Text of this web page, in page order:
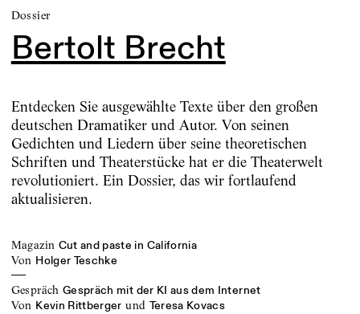
Dossier
Bertolt Brecht
Entdecken Sie ausgewählte Texte über den großen
deutschen Dramatiker und Autor. Von seinen
Gedichten und Liedern über seine theoretischen
Schriften und Theaterstücke hat er die Theaterwelt
revolutioniert. Ein Dossier, das wir fortlaufend
aktualisieren.
Magazin Cut and paste in California
von Holger Teschke
Gespräch Gespräch mit der KI aus dem Internet
von Kevin Rittberger und Teresa Kovacs